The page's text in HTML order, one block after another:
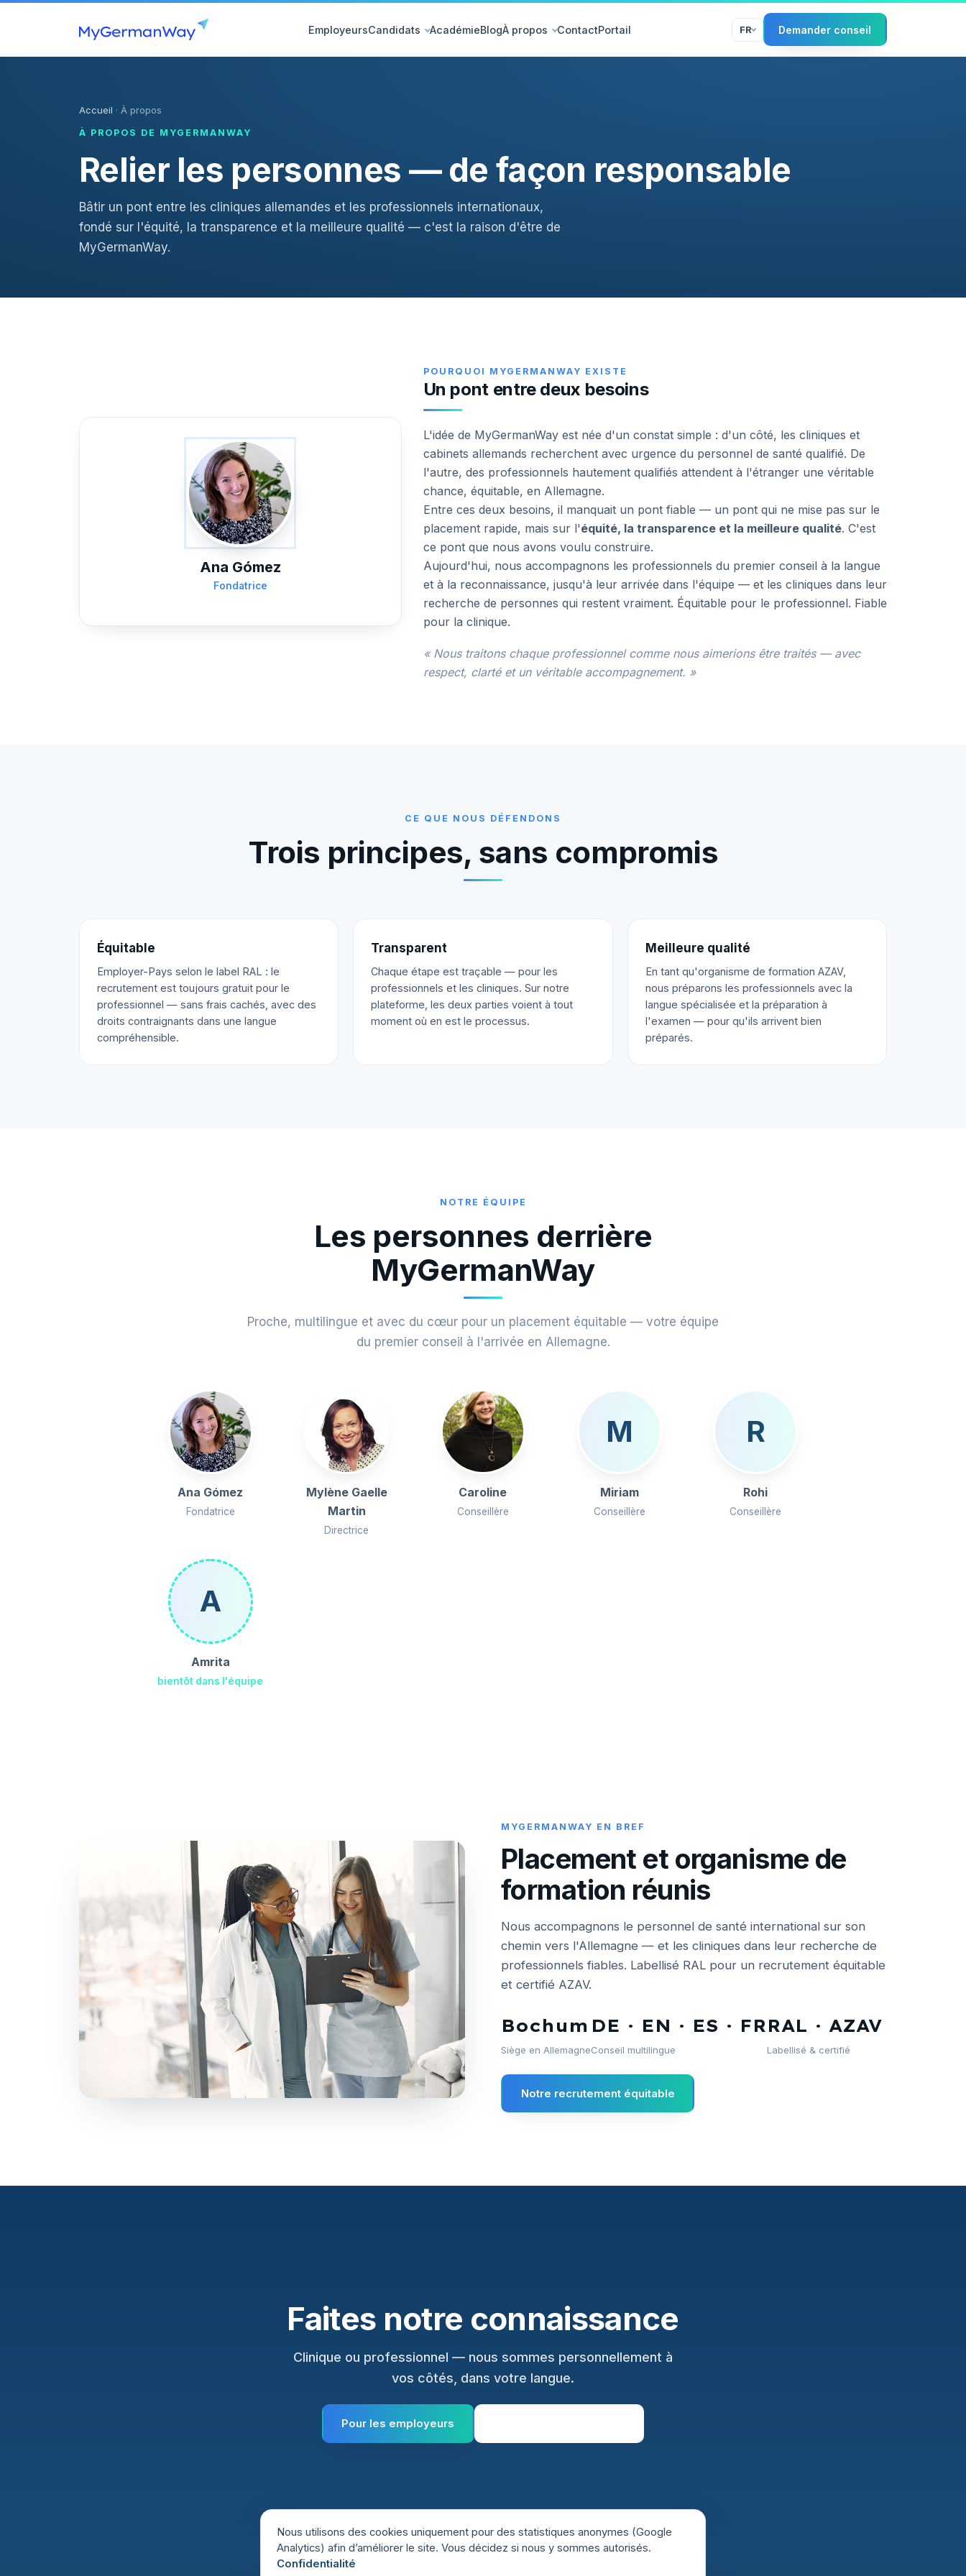
EmployeursCandidats AcadémieBlogÀ propos ContactPortail FR Demander conseil
Accueil · À propos
À PROPOS DE MYGERMANWAY
Relier les personnes — de façon responsable
Bâtir un pont entre les cliniques allemandes et les professionnels internationaux,
fondé sur l'équité, la transparence et la meilleure qualité — c'est la raison d'être de
MyGermanWay.
Ana Gómez
Fondatrice
POURQUOI MYGERMANWAY EXISTE
Un pont entre deux besoins
L'idée de MyGermanWay est née d'un constat simple : d'un côté, les cliniques et
cabinets allemands recherchent avec urgence du personnel de santé qualifié. De
l'autre, des professionnels hautement qualifiés attendent à l'étranger une véritable
chance, équitable, en Allemagne.
Entre ces deux besoins, il manquait un pont fiable — un pont qui ne mise pas sur le
placement rapide, mais sur l'équité, la transparence et la meilleure qualité. C'est
ce pont que nous avons voulu construire.
Aujourd'hui, nous accompagnons les professionnels du premier conseil à la langue
et à la reconnaissance, jusqu'à leur arrivée dans l'équipe — et les cliniques dans leur
recherche de personnes qui restent vraiment. Équitable pour le professionnel. Fiable
pour la clinique.
« Nous traitons chaque professionnel comme nous aimerions être traités — avec
respect, clarté et un véritable accompagnement. »
CE QUE NOUS DÉFENDONS
Trois principes, sans compromis
Équitable
Employer-Pays selon le label RAL : le
recrutement est toujours gratuit pour le
professionnel — sans frais cachés, avec des
droits contraignants dans une langue
compréhensible.
Transparent
Chaque étape est traçable — pour les
professionnels et les cliniques. Sur notre
plateforme, les deux parties voient à tout
moment où en est le processus.
Meilleure qualité
En tant qu'organisme de formation AZAV,
nous préparons les professionnels avec la
langue spécialisée et la préparation à
l'examen — pour qu'ils arrivent bien
préparés.
NOTRE ÉQUIPE
Les personnes derrière
MyGermanWay
Proche, multilingue et avec du cœur pour un placement équitable — votre équipe
du premier conseil à l'arrivée en Allemagne.
Ana Gómez
Fondatrice
Mylène Gaelle
Martin
Directrice
Caroline
Conseillère
M
Miriam
Conseillère
R
Rohi
Conseillère
A
Amrita
bientôt dans l'équipe
MYGERMANWAY EN BREF
Placement et organisme de
formation réunis
Nous accompagnons le personnel de santé international sur son
chemin vers l'Allemagne — et les cliniques dans leur recherche de
professionnels fiables. Labellisé RAL pour un recrutement équitable
et certifié AZAV.
Bochum
Siège en Allemagne
DE · EN · ES · FR
Conseil multilingue
RAL · AZAV
Labellisé & certifié
Notre recrutement équitable
Faites notre connaissance
Clinique ou professionnel — nous sommes personnellement à
vos côtés, dans votre langue.
Pour les employeurs
Nous utilisons des cookies uniquement pour des statistiques anonymes (Google
Analytics) afin d’améliorer le site. Vous décidez si nous y sommes autorisés.
Confidentialité